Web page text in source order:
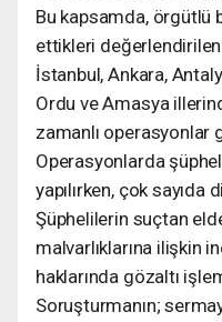
Bu kapsamda, örgütlü
ettikleri
İstanbul, Ankara,
Ordu ve Amasya
zamanlı operasyonlar
Operasyonlarda
yapılırken, çok
Şüphelilerin suçtan
malvarlıklarına ilişkin
haklarında gözaltı
Soruşturmanın;